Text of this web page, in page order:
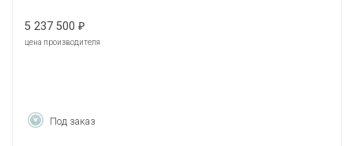
5 237 500 ₽
цена производителя
Под заказ